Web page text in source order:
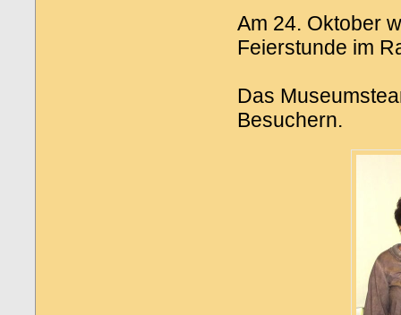
Am 24. Oktober
Feierstunde im
Das
Besuchern.